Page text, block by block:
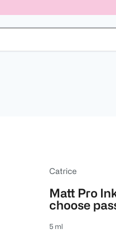
Catrice
Matt Pro
choose
5 ml